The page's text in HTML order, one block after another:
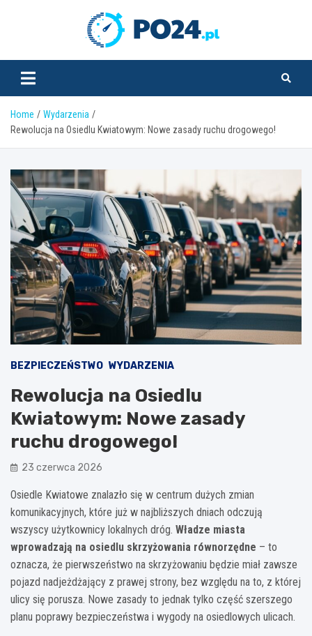
Home
Wydarzenia
Rewolucja na Osiedlu Kwiatowym: Nowe zasady ruchu drogowego!
BEZPIECZEŃSTWO WYDARZENIA
Rewolucja na Osiedlu
Kwiatowym: Nowe zasady
ruchu drogowego!
23 czerwca 2026
Osiedle Kwiatowe znalazło się w centrum dużych zmian
komunikacyjnych, które już w najbliższych dniach odczują
wszyscy użytkownicy lokalnych dróg. Władze miasta
wprowadzają na osiedlu skrzyżowania równorzędne – to
oznacza, że pierwszeństwo na skrzyżowaniu będzie miał zawsze
pojazd nadjeżdżający z prawej strony, bez względu na to, z której
ulicy się porusza. Nowe zasady to jednak tylko część szerszego
planu poprawy bezpieczeństwa i wygody na osiedlowych ulicach.